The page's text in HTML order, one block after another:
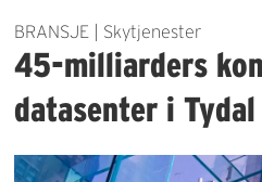
BRANSJE | Skytjenester
45-milliarders
datasenter i Tydal